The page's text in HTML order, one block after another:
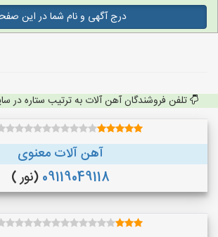
درج آگهی و نام شما در این
تلفن فروشندگان آهن آلات به ترتیب ستاره در
آهن آلات معنوی
09119049118 (نور )